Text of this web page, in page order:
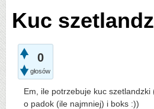
Kuc
0
głosów
Em, ile potrzebuje kuc
o padok (ile najmniej) i boks :))